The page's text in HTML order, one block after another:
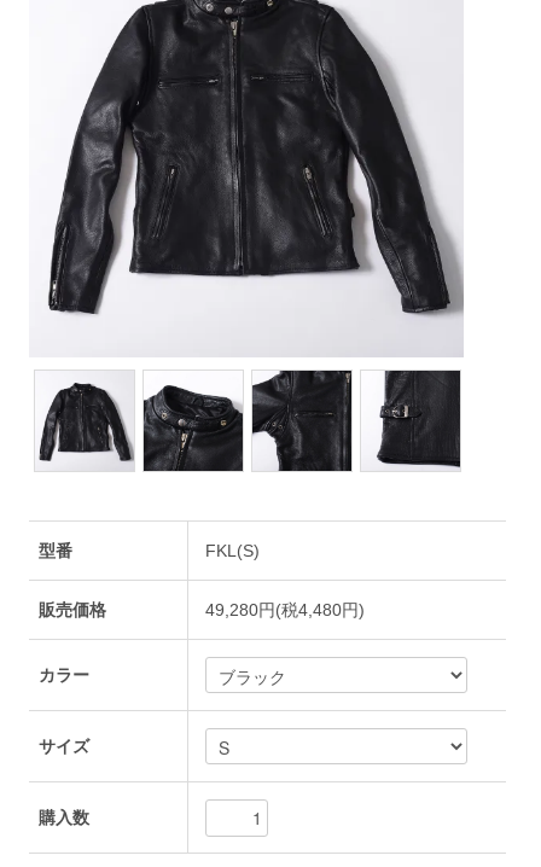
型番 FKL(S)
販売価格 49,280円(税4,480円)
カラー
サイズ
購入数